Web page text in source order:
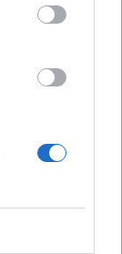
Próximo artigo